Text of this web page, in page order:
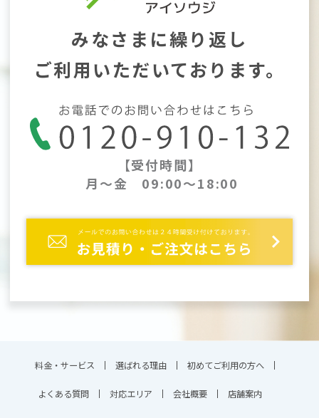
みなさまに繰り返し
ご利用いただいております。
【受付時間】
月～金 09:00～18:00
料金・サービス 選ばれる理由 初めてご利用の方へ
よくある質問 対応エリア 会社概要 店舗案内